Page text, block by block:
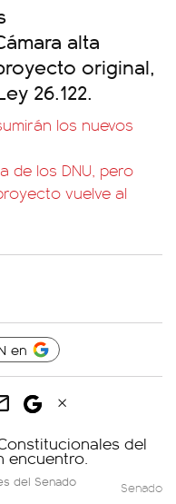
alta
original,
26.122.
los nuevos
de los DNU, pero
vuelve al
en
del Senado Senado